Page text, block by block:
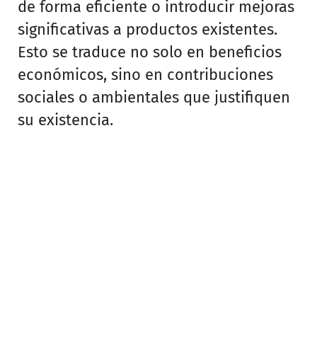
de forma eficiente o introducir mejoras
significativas a productos existentes.
Esto se traduce no solo en beneficios
económicos, sino en contribuciones
sociales o ambientales que justifiquen
su existencia.